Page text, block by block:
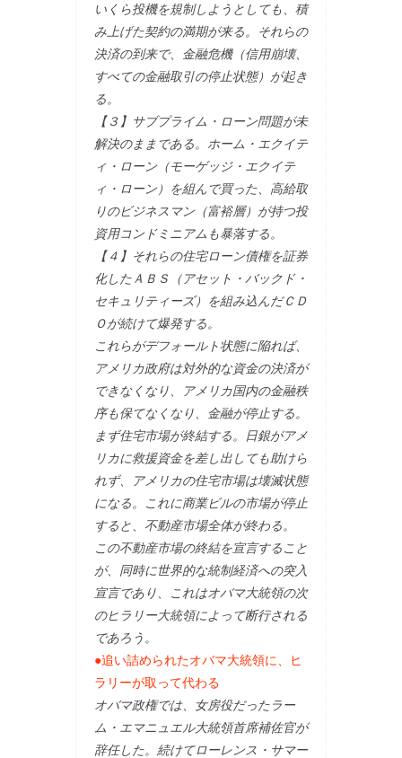
いくら投機を規制しようとしても、積
み上げた契約の満期が来る。それらの
決済の到来で、金融危機（信用崩壊、
すべての金融取引の停止状態）が起き
る。
【３】サブプライム・ローン問題が未
解決のままである。ホーム・エクイテ
ィ・ローン（モーゲッジ・エクイテ
ィ・ローン）を組んで買った、高給取
りのビジネスマン（富裕層）が持つ投
資用コンドミニアムも暴落する。
【４】それらの住宅ローン債権を証券
化したＡＢＳ（アセット・バックド・
セキュリティーズ）を組み込んだＣＤ
Ｏが続けて爆発する。
これらがデフォールト状態に陥れば、
アメリカ政府は対外的な資金の決済が
できなくなり、アメリカ国内の金融秩
序も保てなくなり、金融が停止する。
まず住宅市場が終結する。日銀がアメ
リカに救援資金を差し出しても助けら
れず、アメリカの住宅市場は壊滅状態
になる。これに商業ビルの市場が停止
すると、不動産市場全体が終わる。
この不動産市場の終結を宣言すること
が、同時に世界的な統制経済への突入
宣言であり、これはオバマ大統領の次
のヒラリー大統領によって断行される
であろう。
●追い詰められたオバマ大統領に、ヒ
ラリーが取って代わる
オバマ政権では、女房役だったラー
ム・エマニュエル大統領首席補佐官が
辞任した。続けてローレンス・サマー